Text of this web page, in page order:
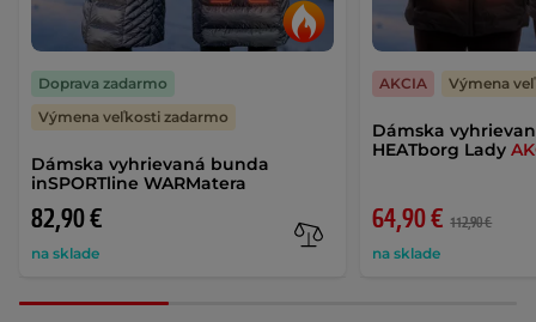
Dámska vyhrievaná bunda
inSPORTline WARMatera
82,90 €
na sklade
Doprava zadarmo
Výmena veľkosti zadarmo
Dámska
HEATborg Lady
64,90 € 112,90 €
na sklade
AKCIA Výmena